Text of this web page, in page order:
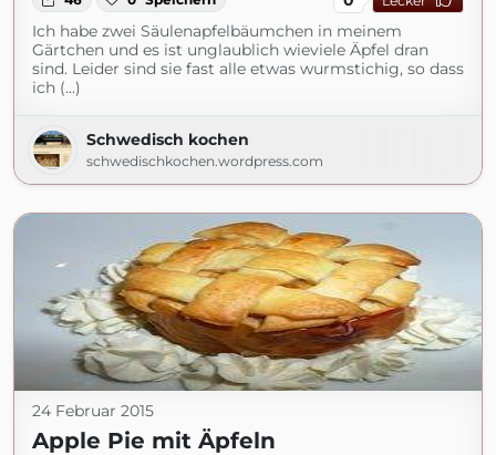
Ich habe zwei Säulenapfelbäumchen in meinem
Gärtchen und es ist unglaublich wieviele Äpfel dran
sind. Leider sind sie fast alle etwas wurmstichig, so dass
ich (...)
Schwedisch kochen
schwedischkochen.wordpress.com
24 Februar 2015
Apple Pie mit Äpfeln